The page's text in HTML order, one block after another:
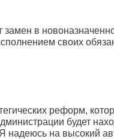
в
своих
реформ,
будет
надеюсь на высокий